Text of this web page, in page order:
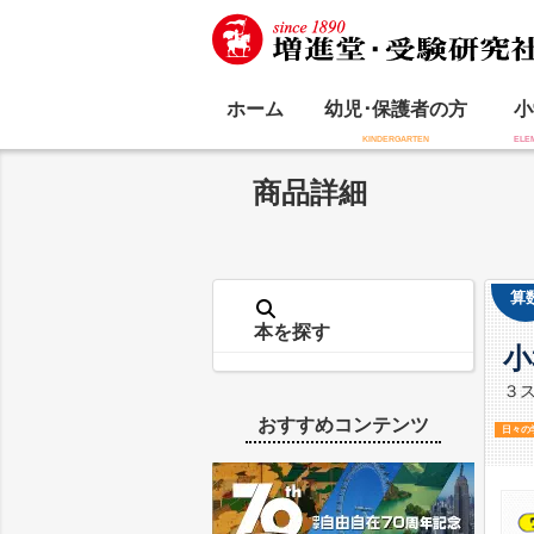
ホーム 幼児･保護者の方
商品詳細
本を探す
おすすめコンテンツ
算
３
日々の